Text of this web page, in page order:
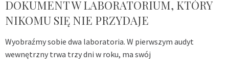
DOKUMENT W LABORATORIUM, KTÓRY
NIKOMU SIĘ NIE PRZYDAJE
Wyobraźmy sobie dwa laboratoria. W pierwszym audyt
wewnętrzny trwa trzy dni w roku, ma swój